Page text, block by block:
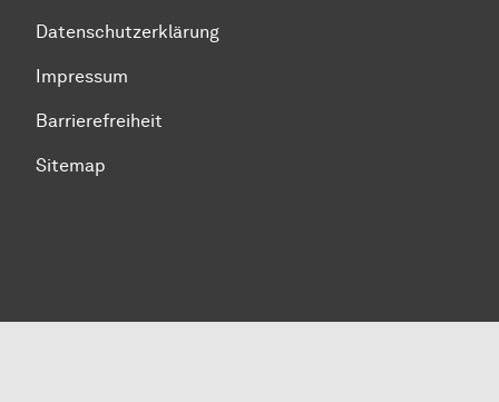
Datenschutzerklärung
Impressum
Barrierefreiheit
Sitemap